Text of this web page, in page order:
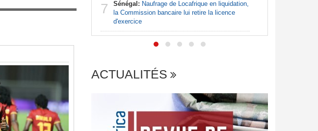
de l'Afrique
7 Sénégal: Naufrage de Locafrique en liquidation,
la Commission bancaire lui retire la licence
d'exercice
ACTUALITÉS